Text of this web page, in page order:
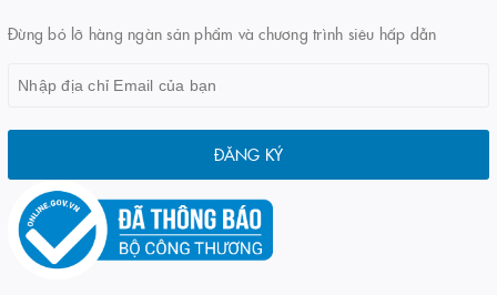
Đừng bỏ lỡ hàng ngàn sản phẩm và chương trình siêu hấp dẫn
ĐĂNG KÝ